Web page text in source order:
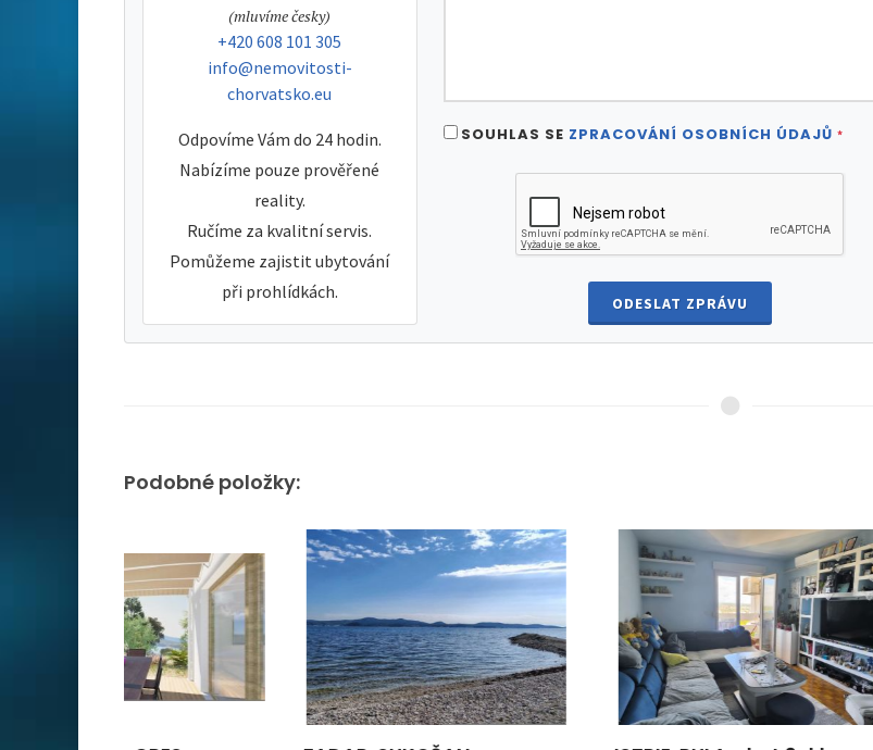
tel:
(mluvíme česky)
tel:
+420 608 101 305
e-mail:
info@nemovitosti-
chorvatsko.eu
Odpovíme Vám do 24 hodin.
Nabízíme pouze prověřené
reality.
Ručíme za kvalitní servis.
Pomůžeme zajistit ubytování
při prohlídkách.
SOUHLAS SE ZPRACOVÁNÍ OSOBNÍCH ÚDAJŮ *
ODESLAT ZPRÁVU
Podobné položky:
Top